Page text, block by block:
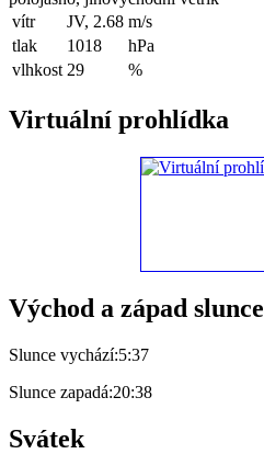
vítr
JV, 2.68 m/s
tlak
1018
hPa
vlhkost 29 %
Virtuální prohlídka
Východ a západ slunce
Slunce vychází:5:37
Slunce zapadá:20:38
Svátek